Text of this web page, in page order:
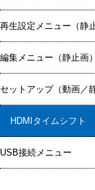
再生設定メニュー（静
編集メニュー（静止画）
セットアップ（動画／
HDMIタイムシフト
USB接続メニュー